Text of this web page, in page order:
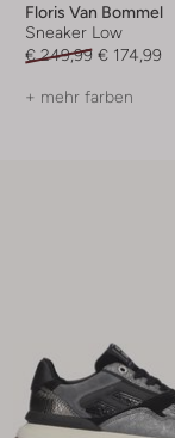
Floris Van Bommel
Sneaker Low
€ 249,99 € 174,99
+ mehr farben